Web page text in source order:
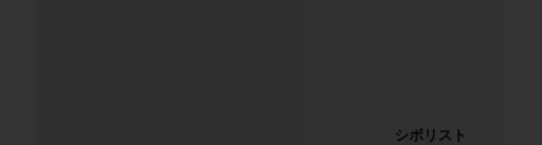
シボリスト